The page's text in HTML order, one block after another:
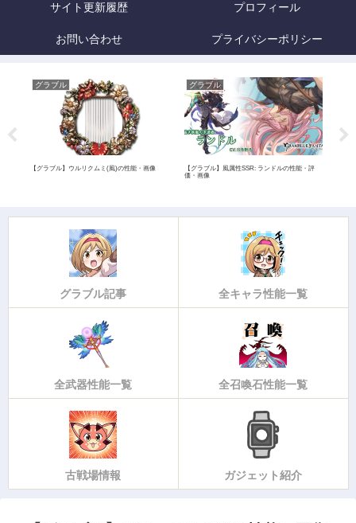
サイト更新履歴 プロフィール
お問い合わせ プライバシーポリシー
グラブル
【グラブル】ウルリクムミ(風)の性能・画像
グラブル
【グラブル】風属性SSR: ランドルの性能・評
価・画像
グラブル記事 全キャラ性能一覧
全武器性能一覧 全召喚石性能一覧
古戦場情報 ガジェット紹介